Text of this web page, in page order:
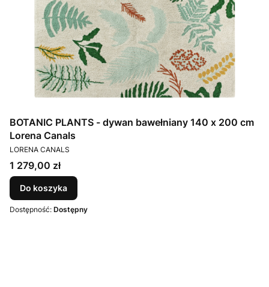
BOTANIC PLANTS - dywan bawełniany 140 x 200 cm
Lorena Canals
PRODUCENT
LORENA CANALS
Cena
1 279,00 zł
Do koszyka
Dostępność: Dostępny